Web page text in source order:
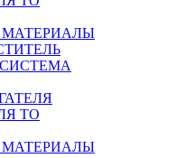
ТО